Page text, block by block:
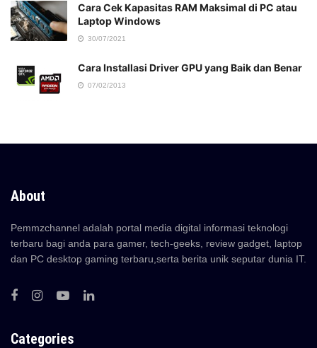
Cara Cek Kapasitas RAM Maksimal di PC atau
Laptop Windows
30/07/2021
Cara Installasi Driver GPU yang Baik dan Benar
07/02/2013
About
Pemmzchannel adalah portal media digital informasi teknologi
terbaru bagi anda para gamer, tech-geeks, review gadget, laptop
dan PC desktop gaming terbaru,serta berita unik seputar dunia IT.
Categories